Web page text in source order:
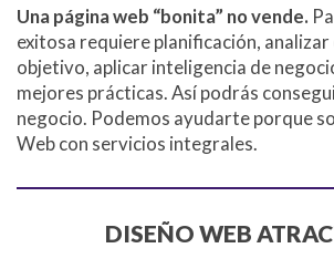
Una página web “bonita” no vende.
exitosa requiere planificación, analizar
objetivo, aplicar inteligencia de
mejores prácticas. Así podrás
negocio. Podemos ayudarte porque
Web con servicios integrales.
DISEÑO WEB